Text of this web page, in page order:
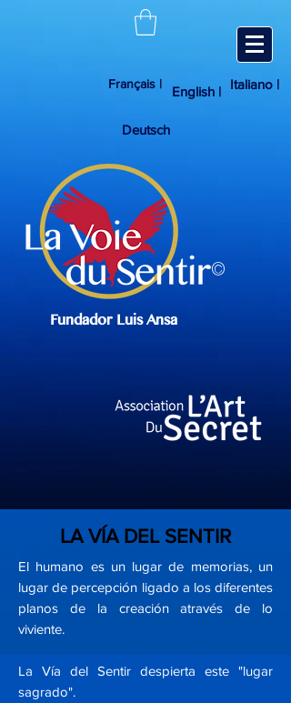
Français | English | Italiano |
Deutsch
©
Fundador Luis Ansa
LA VÍA DEL SENTIR
El humano es un lugar de memorias, un
lugar de percepción ligado a los diferentes
planos de la creación através de lo
viviente.
La Vía del Sentir despierta este "lugar
sagrado".